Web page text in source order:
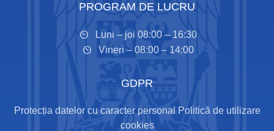
PROGRAM DE LUCRU
Luni – joi 08:00 – 16:30
Vineri – 08:00 – 14:00
GDPR
Protecția datelor cu caracter personal
Politică de utilizare
cookies